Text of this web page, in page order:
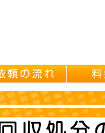
京/埼玉/千葉/神奈川の 風
ご依頼の